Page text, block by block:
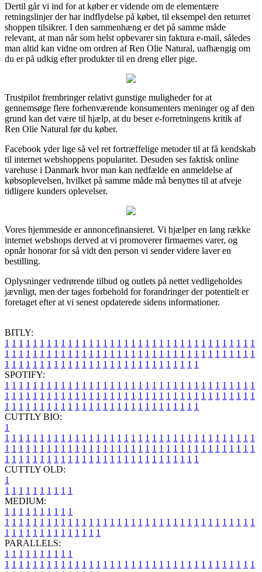
Dertil går vi ind for at køber er vidende om de elementære
retningslinjer der har indflydelse på købet, til eksempel den returret
shoppen tilsikrer. I den sammenhæng er det på samme måde
relevant, at man når som helst opbevarer sin faktura e-mail, således
man altid kan vidne om ordren af Ren Olie Natural, uafhængig om
du er på udkig efter produkter til en dreng eller pige.
Trustpilot frembringer relativt gunstige muligheder for at
gennemsøge flere forhenværende konsumenters meninger og af den
grund kan det være til hjælp, at du beser e-forretningens kritik af
Ren Olie Natural før du køber.
Facebook yder lige så vel ret fortræffelige metoder til at få kendskab
til internet webshoppens popularitet. Desuden ses faktisk online
varehuse i Danmark hvor man kan nedfælde en anmeldelse af
købsoplevelsen, hvilket på samme måde må benyttes til at afveje
tidligere kunders oplevelser.
Vores hjemmeside er annoncefinansieret. Vi hjælper en lang række
internet webshops derved at vi promoverer firmaernes varer, og
opnår honorar for så vidt den person vi sender videre laver en
bestilling.
Oplysninger vedrørende tilbud og outlets på nettet vedligeholdes
jævnligt, men der tages forbehold for forandringer der potentielt er
foretaget efter at vi senest opdaterede sidens informationer.
BITLY:
1 1 1 1 1 1 1 1 1 1 1 1 1 1 1 1 1 1 1 1 1 1 1 1 1 1 1 1 1 1 1 1 1 1 1 1
1 1 1 1 1 1 1 1 1 1 1 1 1 1 1 1 1 1 1 1 1 1 1 1 1 1 1 1 1 1 1 1 1 1 1 1
1 1 1 1 1 1 1 1 1 1 1 1 1 1 1 1 1 1 1 1 1 1 1 1 1 1 1 1
SPOTIFY:
1 1 1 1 1 1 1 1 1 1 1 1 1 1 1 1 1 1 1 1 1 1 1 1 1 1 1 1 1 1 1 1 1 1 1 1
1 1 1 1 1 1 1 1 1 1 1 1 1 1 1 1 1 1 1 1 1 1 1 1 1 1 1 1 1 1 1 1 1 1 1 1
1 1 1 1 1 1 1 1 1 1 1 1 1 1 1 1 1 1 1 1 1 1 1 1 1 1 1 1
CUTTLY BIO:
1
1 1 1 1 1 1 1 1 1 1 1 1 1 1 1 1 1 1 1 1 1 1 1 1 1 1 1 1 1 1 1 1 1 1 1 1
1 1 1 1 1 1 1 1 1 1 1 1 1 1 1 1 1 1 1 1 1 1 1 1 1 1 1 1 1 1 1 1 1 1 1 1
1 1 1 1 1 1 1 1 1 1 1 1 1 1 1 1 1 1 1 1 1 1 1 1 1 1 1 1
CUTTLY OLD:
1
1 1 1 1 1 1 1 1 1 1
MEDIUM:
1 1 1 1 1 1 1 1 1 1
1 1 1 1 1 1 1 1 1 1 1 1 1 1 1 1 1 1 1 1 1 1 1 1 1 1 1 1 1 1 1 1 1 1 1 1
1 1 1 1 1 1 1 1 1 1 1 1 1 1
PARALLELS:
1 1 1 1 1 1 1 1 1 1
1 1 1 1 1 1 1 1 1 1 1 1 1 1 1 1 1 1 1 1 1 1 1 1 1 1 1 1 1 1 1 1 1 1 1 1